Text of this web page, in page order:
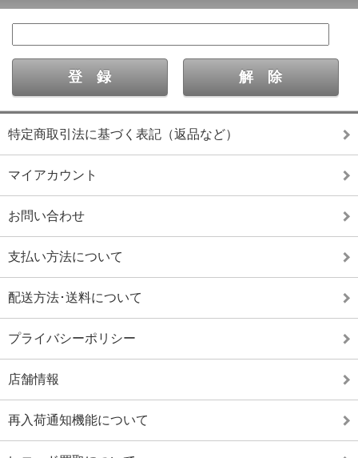
特定商取引法に基づく表記（返品など）
マイアカウント
お問い合わせ
支払い方法について
配送方法･送料について
プライバシーポリシー
店舗情報
再入荷通知機能について